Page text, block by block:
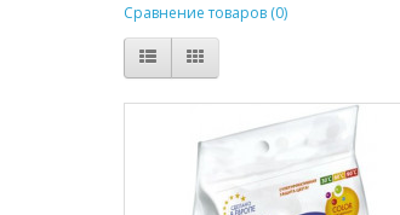
Сравнение товаров (0)